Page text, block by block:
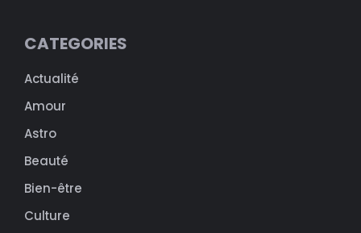
CATEGORIES
Actualité
Amour
Astro
Beauté
Bien-être
Culture